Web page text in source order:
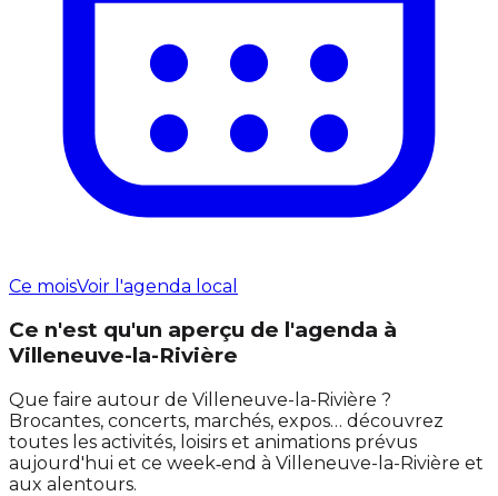
Ce moisVoir l'agenda local
Ce n'est qu'un aperçu de l'agenda à
Villeneuve-la-Rivière
Que faire autour de Villeneuve-la-Rivière ?
Brocantes, concerts, marchés, expos… découvrez
toutes les activités, loisirs et animations prévus
aujourd'hui et ce week‑end à Villeneuve-la-Rivière et
aux alentours.